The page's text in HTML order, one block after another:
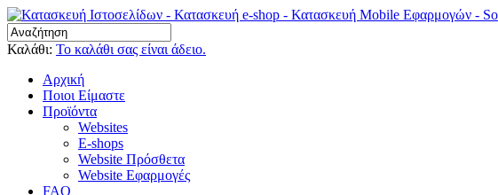
Καλάθι: Το καλάθι σας είναι άδειο.
Αρχική
Ποιοι Είμαστε
Προϊόντα
Websites
E-shops
Website Πρόσθετα
Website Εφαρμογές
FAQ